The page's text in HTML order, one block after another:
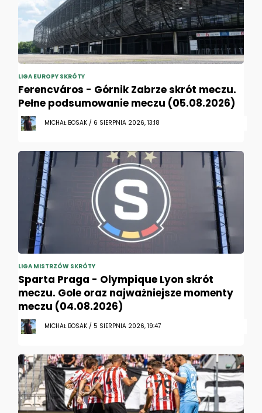
LIGA EUROPY SKRÓTY
Ferencváros - Górnik Zabrze skrót meczu.
Pełne podsumowanie meczu (05.08.2026)
MICHAŁ BOSAK / 6 SIERPNIA 2026, 13:18
LIGA MISTRZÓW SKRÓTY
Sparta Praga - Olympique Lyon skrót
meczu. Gole oraz najważniejsze momenty
meczu (04.08.2026)
MICHAŁ BOSAK / 5 SIERPNIA 2026, 19:47